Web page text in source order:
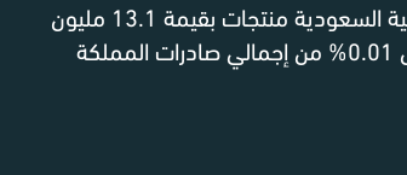
إلى جمهورية البرتغال، وهو ما يمثل 0.01% من إجمالي صادرات المملكة